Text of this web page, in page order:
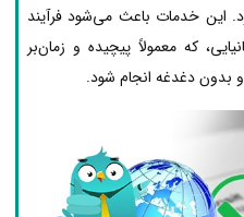
این خدمات باعث می‌شود فرآیند
که معمولاً پیچیده و زمان‌بر
بدون دغدغه انجام شود.